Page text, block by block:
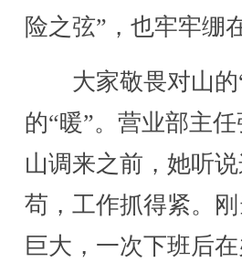
险之弦”，也牢牢绷
大家敬畏对山的“
的“暖”。营业部主
山调来之前，她听
苟，工作抓得紧。
巨大，一次下班后